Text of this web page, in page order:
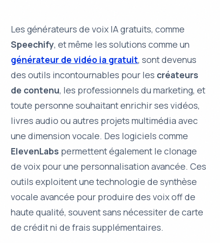
Lesgénérateurs de voix IA gratuits, comme
Speechify, et même les solutions comme un
générateur de vidéo ia gratuit, sont devenus
des outils incontournables pour les créateurs
de contenu, les professionnels du marketing, et
toute personne souhaitant enrichir ses vidéos,
livres audio ou autres projets multimédia avec
une dimension vocale. Des logiciels comme
ElevenLabs permettent également le clonage
de voix pour une personnalisation avancée. Ces
outils exploitent unetechnologie de synthèse
vocale avancée pour produire des voix off de
haute qualité, souvent sans nécessiter de carte
de crédit ni de frais supplémentaires.